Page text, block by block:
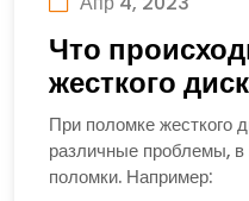
Что
жесткого
При поломке жесткого
различные проблемы, в
поломки. Например: